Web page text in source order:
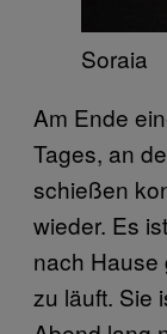
Soraia
Am Ende
Tages, an
schießen
wieder. Es
nach Hause
zu läuft. Sie